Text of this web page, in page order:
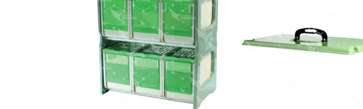
Añadir
a la
lista de
deseos